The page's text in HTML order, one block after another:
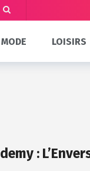
MODE LOISIRS
: